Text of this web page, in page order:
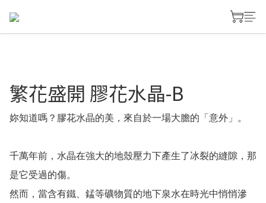
繁花盛開 膠花水晶-B
妳知道嗎？膠花水晶的美，來自於一場大膽的「意外」。
千萬年前，水晶在強大的地殼壓力下產生了冰裂的縫隙，那
是它受過的傷。
然而，當含有鐵、錳等礦物質的地下泉水在時光中悄悄滲